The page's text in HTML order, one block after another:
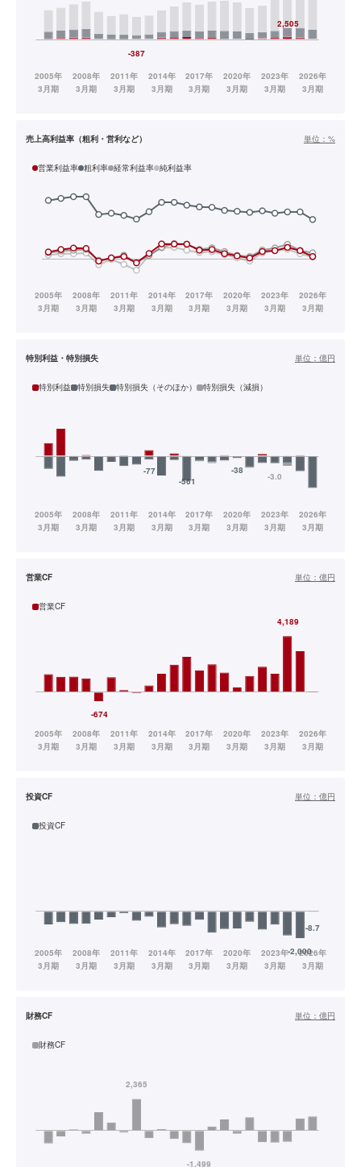
売上高利益率（粗利・営利など） 単位： %
営業利益率 粗利率 経常利益率 純利益率
特別利益・特別損失 単位： 億円
特別利益 特別損失 特別損失（そのほか） 特別損失（減損）
営業CF 単位： 億円
営業CF
投資CF 単位： 億円
投資CF
財務CF 単位： 億円
財務CF